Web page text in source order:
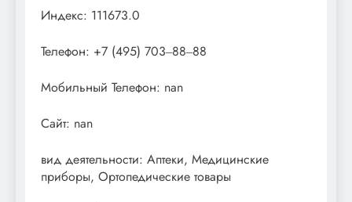
Индекс: 111673.0
Телефон: +7 (495) 703‒88‒88
Мобильный Телефон: nan
Сайт: nan
вид деятельности: Аптеки, Медицинские
приборы, Ортопедические товары